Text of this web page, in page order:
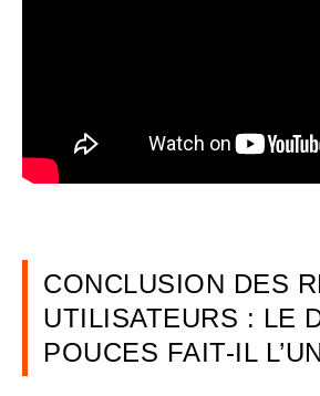
CONCLUSION DES
UTILISATEURS : LE
POUCES FAIT-IL